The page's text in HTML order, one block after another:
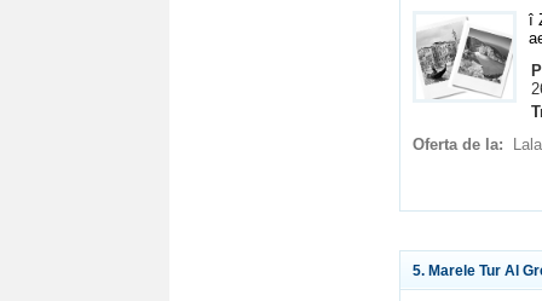
î
Oferta de la:
5. Marele Tur Al